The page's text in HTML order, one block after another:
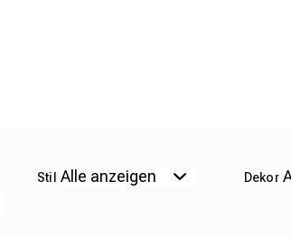
Stil Dekor